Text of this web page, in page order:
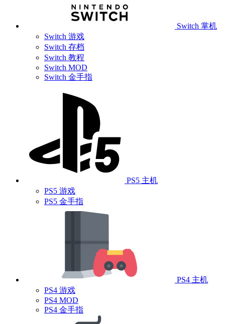
Switch 掌机
Switch 游戏
Switch 存档
Switch 教程
Switch MOD
Switch 金手指
PS5 主机
PS5 游戏
PS5 金手指
PS4 主机
PS4 游戏
PS4 MOD
PS4 金手指